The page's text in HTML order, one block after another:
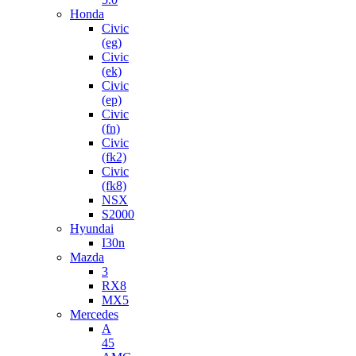
Honda
Civic
(eg)
Civic
(ek)
Civic
(ep)
Civic
(fn)
Civic
(fk2)
Civic
(fk8)
NSX
S2000
Hyundai
I30n
Mazda
3
RX8
MX5
Mercedes
A
45